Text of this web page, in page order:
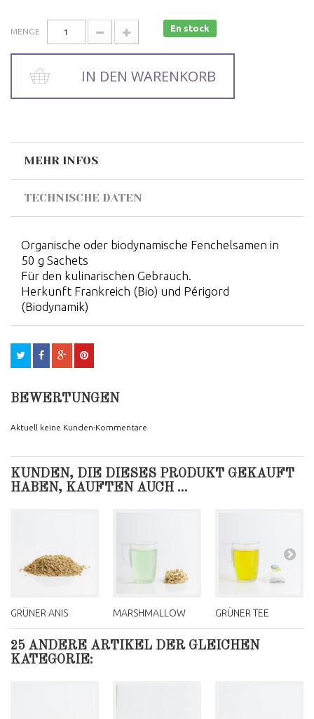
MENGE En stock
IN DEN WARENKORB
MEHR INFOS
TECHNISCHE DATEN
Organische oder biodynamische Fenchelsamen in
50 g Sachets
Für den kulinarischen Gebrauch.
Herkunft Frankreich (Bio) und Périgord
(Biodynamik)
BEWERTUNGEN
Aktuell keine Kunden-Kommentare
KUNDEN, DIE DIESES PRODUKT GEKAUFT
HABEN, KAUFTEN AUCH ...
GRÜNER ANIS MARSHMALLOW GRÜNER TEE
25 ANDERE ARTIKEL DER GLEICHEN
KATEGORIE: